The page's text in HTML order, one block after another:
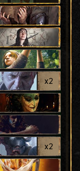
x2
x2